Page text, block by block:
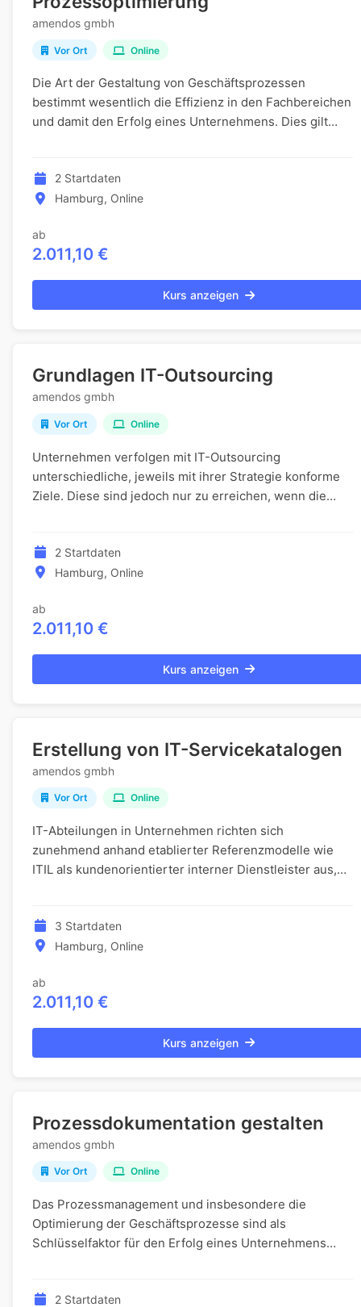
amendos gmbh
Vor Ort Online
Die Art der Gestaltung von Geschäftsprozessen
bestimmt wesentlich die Effizienz in den Fachbereichen
und damit den Erfolg eines Unternehmens. Dies gilt
2 Startdaten
Hamburg, Online
ab
2.011,10 €
Kurs anzeigen
Grundlagen IT-Outsourcing
amendos gmbh
Vor Ort Online
Unternehmen verfolgen mit IT-Outsourcing
unterschiedliche, jeweils mit ihrer Strategie konforme
Ziele. Diese sind jedoch nur zu erreichen, wenn die
2 Startdaten
Hamburg, Online
ab
2.011,10 €
Kurs anzeigen
Erstellung von IT-Servicekatalogen
amendos gmbh
Vor Ort Online
IT-Abteilungen in Unternehmen richten sich
zunehmend anhand etablierter Referenzmodelle wie
ITIL als kundenorientierter interner Dienstleister aus,
3 Startdaten
Hamburg, Online
ab
2.011,10 €
Kurs anzeigen
Prozessdokumentation gestalten
amendos gmbh
Vor Ort Online
Das Prozessmanagement und insbesondere die
Optimierung der Geschäftsprozesse sind als
Schlüsselfaktor für den Erfolg eines Unternehmens
2 Startdaten